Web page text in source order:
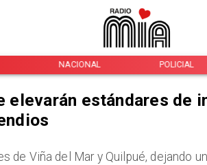
NACIONAL POLICIAL
elevarán estándares de
Viña del Mar y Quilpué, dejando